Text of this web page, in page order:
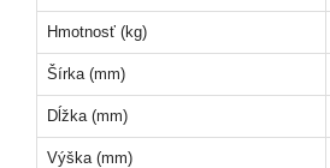
Hmotnosť (kg)
Šírka (mm)
Dĺžka (mm)
Výška (mm)